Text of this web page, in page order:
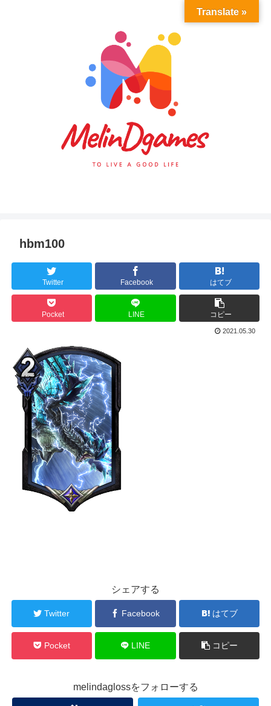
hbm100
Twitter Facebook はてブ
Pocket LINE コピー
2021.05.30
シェアする
Twitter Facebook はてブ
Pocket LINE コピー
melindaglossをフォローする
Translate »